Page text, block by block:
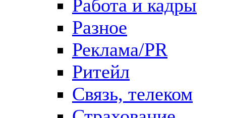
Работа и кадры
Разное
Реклама/PR
Ритейл
Связь, телеком